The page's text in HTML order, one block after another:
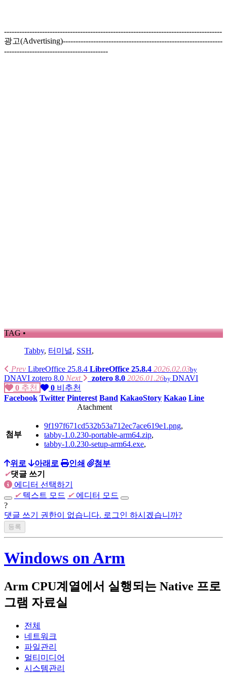
--------------------------------------------------------------------------------------
광고(Advertising)---------------------------------------------------------------
-----------------------------------------
TAG •
Tabby, 터미널, SSH,
Prev LibreOffice 25.8.4 LibreOffice 25.8.4 2026.02.03by
DNAVI zotero 8.0 Next zotero 8.0 2026.01.26by DNAVI
0 추천 0 비추천
Facebook Twitter Pinterest Band KakaoStory Kakao Line
Atachment
첨부
9f197f671cd532b53a712ec7ace619e1.png,
tabby-1.0.230-portable-arm64.zip,
tabby-1.0.230-setup-arm64.exe,
위로 아래로 인쇄
첨부
✔댓글 쓰기
에디터 선택하기
✔ 텍스트 모드 ✔ 에디터 모드
?
댓글 쓰기 권한이 없습니다. 로그인 하시겠습니까?
Windows on Arm
Arm CPU계열에서 실행되는 Native 프로
그램 자료실
전체
네트워크
파일관리
멀티미디어
시스템관리